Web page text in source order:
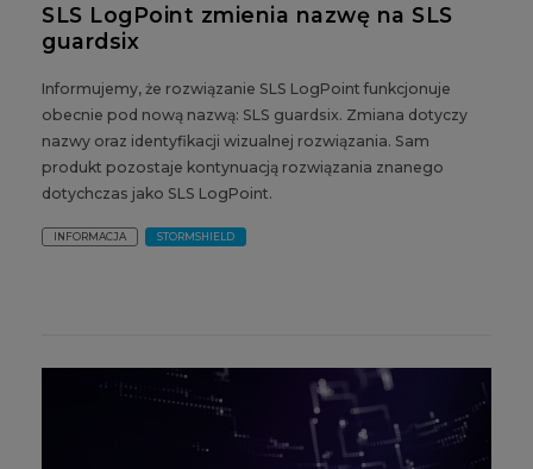
SLS LogPoint zmienia nazwę na SLS
guardsix
Informujemy, że rozwiązanie SLS LogPoint funkcjonuje
obecnie pod nową nazwą: SLS guardsix. Zmiana dotyczy
nazwy oraz identyfikacji wizualnej rozwiązania. Sam
produkt pozostaje kontynuacją rozwiązania znanego
dotychczas jako SLS LogPoint.
INFORMACJA STORMSHIELD